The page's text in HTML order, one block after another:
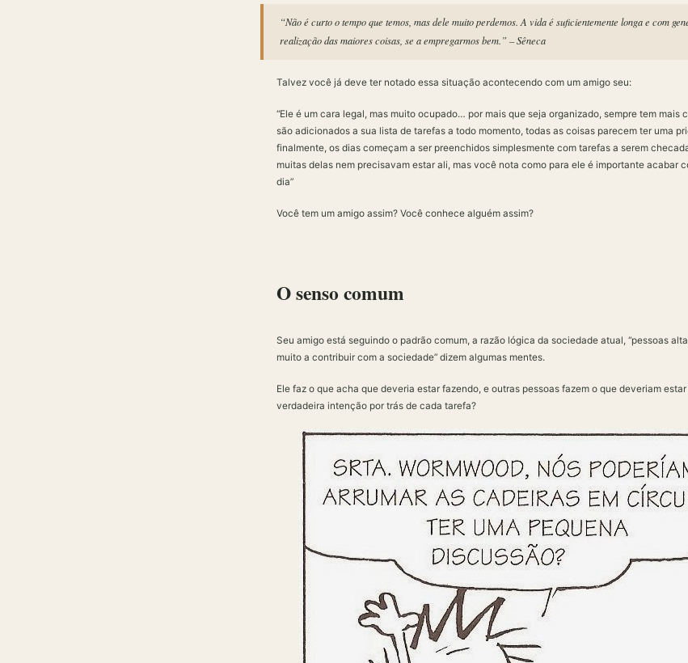
“Não é curto o tempo que temos, mas dele muito perdemos. A vida é suficientemente longa e com
realização das maiores coisas, se a empregarmos bem.” – Sêneca
Talvez você já deve ter notado essa situação acontecendo com um amigo seu:
“Ele é um cara legal, mas muito ocupado… por mais que seja organizado, sempre tem mais
são adicionados a sua lista de tarefas a todo momento, todas as coisas parecem ter uma
finalmente, os dias começam a ser preenchidos simplesmente com tarefas a serem
muitas delas nem precisavam estar ali, mas você nota como para ele é importante acabar
dia”
Você tem um amigo assim? Você conhece alguém assim?
O senso comum
Seu amigo está seguindo o padrão comum, a razão lógica da sociedade atual, “pessoas
muito a contribuir com a sociedade” dizem algumas mentes.
Ele faz o que acha que deveria estar fazendo, e outras pessoas fazem o que deveriam
verdadeira intenção por trás de cada tarefa?